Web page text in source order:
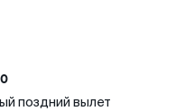
поздний вылет